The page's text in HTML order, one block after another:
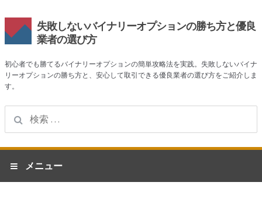
失敗しないバイナリーオプションの勝ち方と優良
業者の選び方
初心者でも勝てるバイナリーオプションの簡単攻略法を実践。失敗しないバイナ
リーオプションの勝ち方と、安心して取引できる優良業者の選び方をご紹介しま
す。
ナ
ビ
ゲ
コ
ン
テ
メニュー